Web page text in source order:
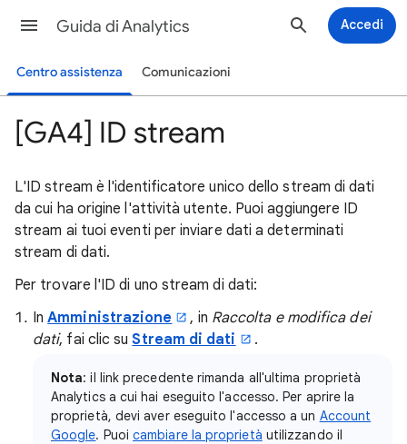
Guida di Analytics Accedi
Centro assistenza Comunicazioni
[GA4] ID stream
L'ID stream è l'identificatore unico dello stream di dati
da cui ha origine l'attività utente. Puoi aggiungere ID
stream ai tuoi eventi per inviare dati a determinati
stream di dati.
Per trovare l'ID di uno stream di dati:
InAmministrazione , in Raccolta e modifica dei
dati, fai clic suStream di dati .
Nota: il link precedente rimanda all'ultima proprietà
Analytics a cui hai eseguito l'accesso. Per aprire la
proprietà, devi aver eseguito l'accesso a un Account
Google. Puoicambiare la proprietà utilizzando il